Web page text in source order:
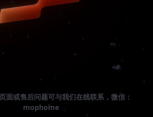
面或售后问题可与我们在线联系，微信：
mophome